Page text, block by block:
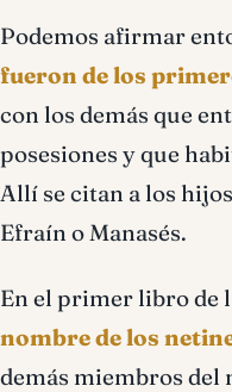
Podemos afirmar
fueron de los
con los demás que
posesiones y que
Allí se citan a los
Efraín o Manasés.
En el primer libro de
nombre de los
demás miembros del